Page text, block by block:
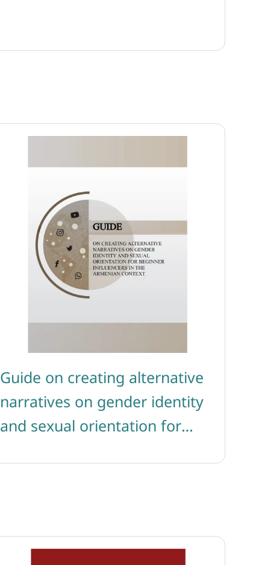
Guide on creating alternative
narratives on gender identity
and sexual orientation for